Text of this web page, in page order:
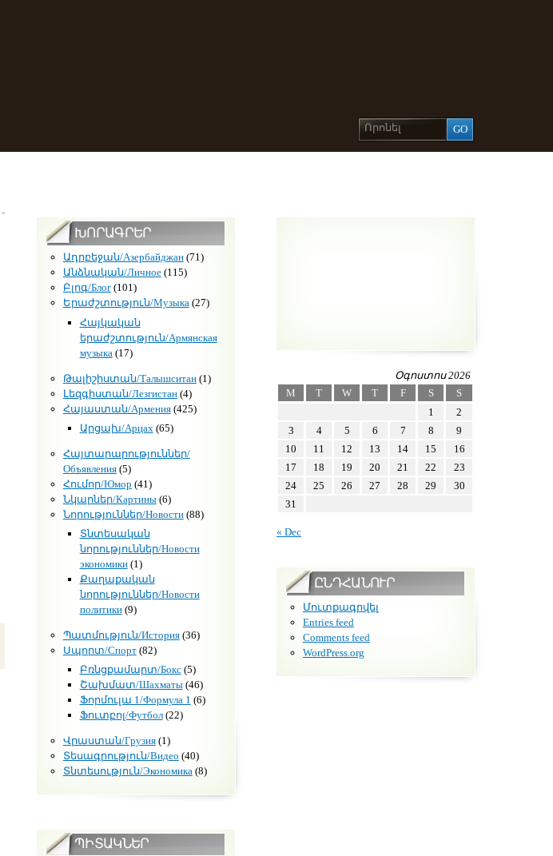
»
ԽՈՐԱԳՐԵՐ
Ադրբեջան/Азербайджан(71)
Անձնական/Личное(115)
Բլոգ/Блог(101)
Երաժշտություն/Музыка(27)
Հայկական
երաժշտություն/Армянская
музыка (17)
Թալիշիստան/Талышситан(1)
Լեզգիստան/Лезгистан(4)
Հայաստան/Армения(425)
Արցախ/Арцах (65)
Հայտարարություններ/
Объявления(5)
Հումոր/Юмор (41)
Նկարներ/Картины(6)
Նորություններ/Новости(88)
Տնտեսական
նորություններ/Новости
экономики(1)
Քաղաքական
նորություններ/Новости
политики(9)
Պատմություն/История(36)
Սպորտ/Спорт(82)
Բռնցքամարտ/Бокс(5)
Շախմատ/Шахматы(46)
Ֆորմուլա 1/Формула 1 (6)
Ֆուտբոլ/Футбол(22)
Վրաստան/Грузия(1)
Տեսագրություն/Видео (40)
Տնտեսություն/Экономика(8)
ՊԻՏԱԿՆԵՐ
Օգոստոս 2026
M
T W T F S
S
1
2
3
4 5 6 7 8
9
10
11 12 13 14 15
16
17
18 19 20 21 22
23
24
25 26 27 28 29
30
31
« Dec
ԸՆԴՀԱՆՈՒՐ
Մուտքագրվել
Entries feed
Comments feed
WordPress.org